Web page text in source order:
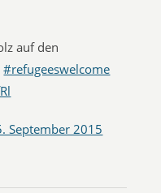
auf den
#refugeeswelcome
September 2015